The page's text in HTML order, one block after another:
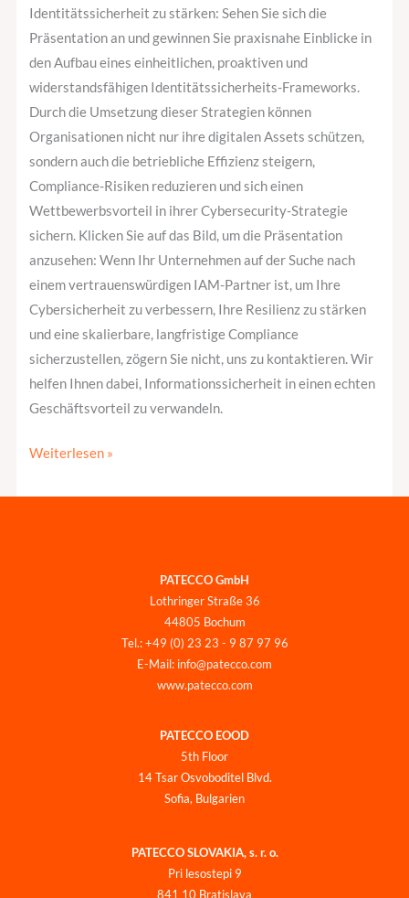
Identitätssicherheit zu stärken: Sehen Sie sich die
Präsentation an und gewinnen Sie praxisnahe Einblicke in
den Aufbau eines einheitlichen, proaktiven und
widerstandsfähigen Identitätssicherheits-Frameworks.
Durch die Umsetzung dieser Strategien können
Organisationen nicht nur ihre digitalen Assets schützen,
sondern auch die betriebliche Effizienz steigern,
Compliance-Risiken reduzieren und sich einen
Wettbewerbsvorteil in ihrer Cybersecurity-Strategie
sichern. Klicken Sie auf das Bild, um die Präsentation
anzusehen: Wenn Ihr Unternehmen auf der Suche nach
einem vertrauenswürdigen IAM-Partner ist, um Ihre
Cybersicherheit zu verbessern, Ihre Resilienz zu stärken
und eine skalierbare, langfristige Compliance
sicherzustellen, zögern Sie nicht, uns zu kontaktieren. Wir
helfen Ihnen dabei, Informationssicherheit in einen echten
Geschäftsvorteil zu verwandeln.
Weiterlesen »
PATECCO GmbH
Lothringer Straße 36
44805 Bochum
Tel.: +49 (0) 23 23 - 9 87 97 96
E-Mail: info@patecco.com
www.patecco.com
PATECCO EOOD
5th Floor
14 Tsar Osvoboditel Blvd.
Sofia, Bulgarien
PATECCO SLOVAKIA, s. r. o.
Pri lesostepi 9
841 10 Bratislava